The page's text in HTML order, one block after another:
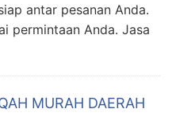
antar pesanan Anda.
permintaan Anda. Jasa
MURAH DAERAH